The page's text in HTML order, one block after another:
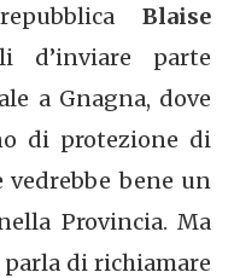
Blaise
d’inviare parte
a Gnagna, dove
di protezione di
vedrebbe bene un
Provincia. Ma
di richiamare